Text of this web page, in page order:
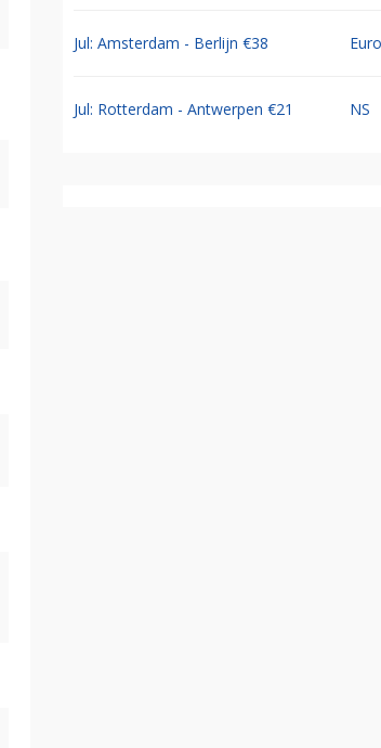
Jul: Amsterdam - Berlijn €38
Jul: Rotterdam - Antwerpen €21 NS